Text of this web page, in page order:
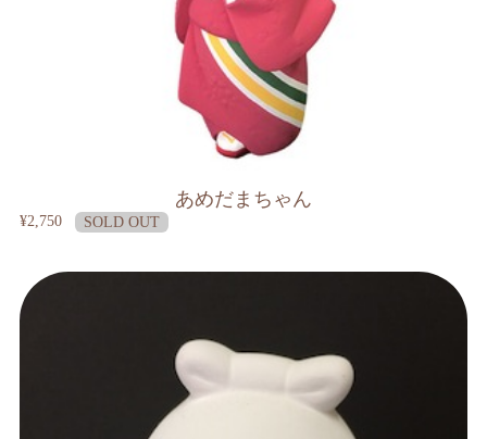
あめだまちゃん
¥2,750 SOLD OUT